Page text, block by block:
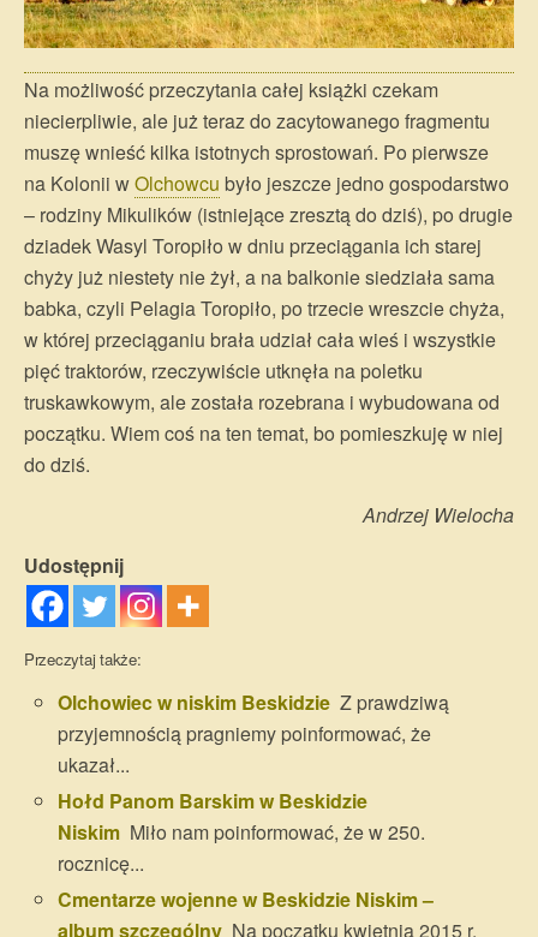
Na możliwość przeczytania całej książki czekam
niecierpliwie, ale już teraz do zacytowanego fragmentu
muszę wnieść kilka istotnych sprostowań. Po pierwsze
na Kolonii wOlchowcu było jeszcze jedno gospodarstwo
– rodziny Mikulików (istniejące zresztą do dziś), po drugie
dziadek Wasyl Toropiło w dniu przeciągania ich starej
chyży już niestety nie żył, a na balkonie siedziała sama
babka, czyli Pelagia Toropiło, po trzecie wreszcie chyża,
w której przeciąganiu brała udział cała wieś i wszystkie
pięć traktorów, rzeczywiście utknęła na poletku
truskawkowym, ale została rozebrana i wybudowana od
początku. Wiem coś na ten temat, bo pomieszkuję w niej
do dziś.
Andrzej Wielocha
Udostępnij
Przeczytaj także:
Olchowiec w niskim Beskidzie Z prawdziwą
przyjemnością pragniemy poinformować, że
ukazał...
Hołd Panom Barskim w Beskidzie
Niskim Miło nam poinformować, że w 250.
rocznicę...
Cmentarze wojenne w Beskidzie Niskim –
album szczególny Na początku kwietnia 2015 r.